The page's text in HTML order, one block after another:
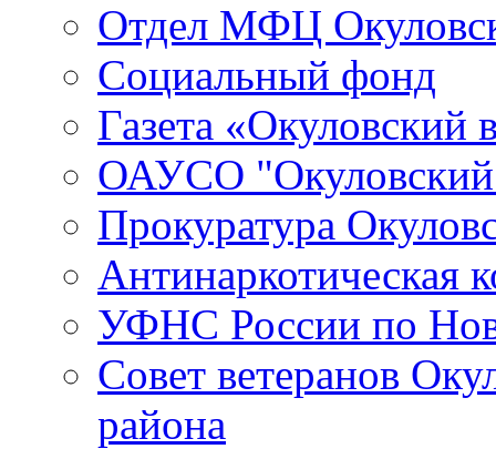
Отдел МФЦ
Социальный фонд
Газета «Окуловский
ОАУСО
Прокуратура
Антинаркотическая
УФНС России по
Совет ветеранов
района